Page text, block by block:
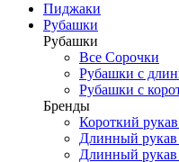
Пиджаки
Рубашки
Рубашки
Все Сорочки
Рубашки с
Рубашки с
Бренды
Короткий
Длинный
Длинный